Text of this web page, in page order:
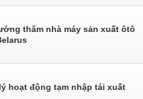
thăm nhà máy sản xuất ôtô
hoạt động tạm nhập tái xuất